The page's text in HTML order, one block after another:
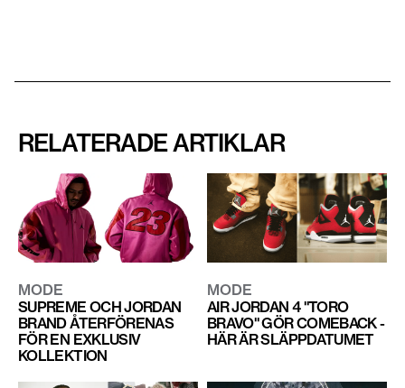
RELATERADE ARTIKLAR
MODE
SUPREME OCH JORDAN
BRAND ÅTERFÖRENAS
FÖR EN EXKLUSIV
KOLLEKTION
MODE
AIR JORDAN 4 "TORO
BRAVO" GÖR COMEBACK -
HÄR ÄR SLÄPPDATUMET